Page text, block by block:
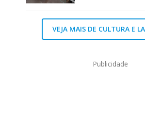
VEJA MAIS DE CULTURA E
Publicidade